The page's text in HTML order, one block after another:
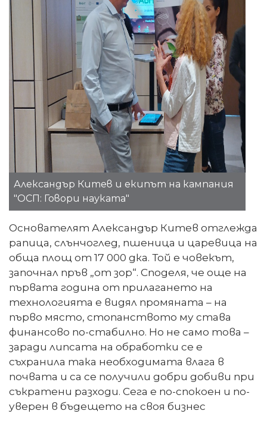
Александър Китев и екипът на кампания
"ОСП: Говори науката"
Основателят Александър Китев отглежда
рапица, слънчоглед, пшеница и царевица на
обща площ от 17 000 дка. Той е човекът,
започнал пръв „от зор“. Споделя, че още на
първата година от прилагането на
технологията е видял промяната – на
първо място, стопанството му става
финансово по-стабилно. Но не само това –
заради липсата на обработки се е
съхранила така необходимата влага в
почвата и са се получили добри добиви при
съкратени разходи. Сега е по-спокоен и по-
уверен в бъдещето на своя бизнес